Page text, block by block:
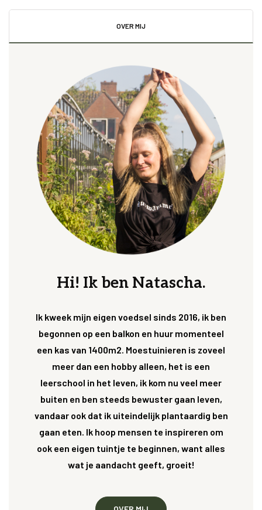
OVER MIJ
Hi! Ik ben Natascha.
Ik kweek mijn eigen voedsel sinds 2016, ik ben
begonnen op een balkon en huur momenteel
een kas van 1400m2. Moestuinieren is zoveel
meer dan een hobby alleen, het is een
leerschool in het leven, ik kom nu veel meer
buiten en ben steeds bewuster gaan leven,
vandaar ook dat ik uiteindelijk plantaardig ben
gaan eten. Ik hoop mensen te inspireren om
ook een eigen tuintje te beginnen, want alles
wat je aandacht geeft, groeit!